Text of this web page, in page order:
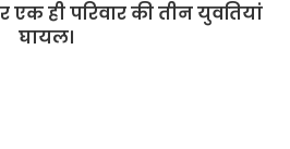
ही परिवार की तीन युवतियां
घायल।